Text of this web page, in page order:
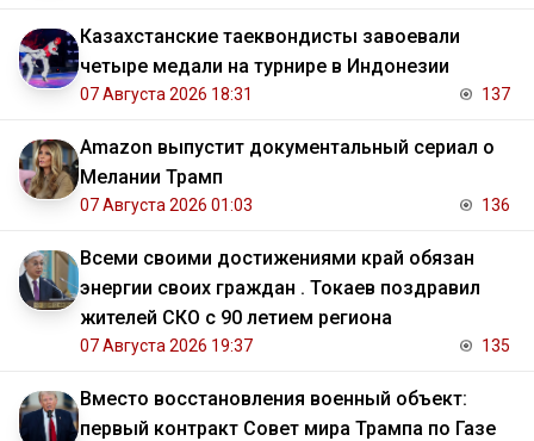
Казахстанские таеквондисты завоевали
четыре медали на турнире в Индонезии
07 Августа 2026 18:31 137
Amazon выпустит документальный сериал о
Мелании Трамп
07 Августа 2026 01:03 136
Всеми своими достижениями край обязан
энергии своих граждан . Токаев поздравил
жителей СКО с 90 летием региона
07 Августа 2026 19:37 135
Вместо восстановления военный объект:
первый контракт Совет мира Трампа по Газе